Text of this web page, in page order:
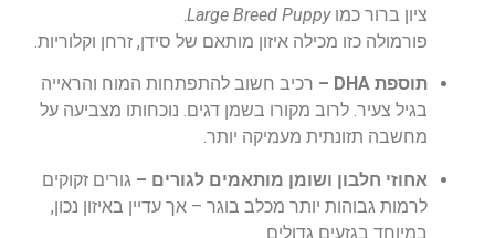
ציון ברור כמוLarge Breed Puppy
פורמולה כזו מכילה איזון מותאם של סידן, זרחן וקלוריות.
תוספת DHA –
רכיב חשוב להתפתחות המוח והראייה
בגיל צעיר. לרוב מקורו בשמן דגים. נוכחותו מצביעה על
מחשבה תזונתית מעמיקה יותר.
אחוזי חלבון ושומן מותאמים לגורים – גורים זקוקים
לרמות גבוהות יותר מכלב בוגר – אך עדיין באיזון נכון,
במיוחד בגזעים גדולים.